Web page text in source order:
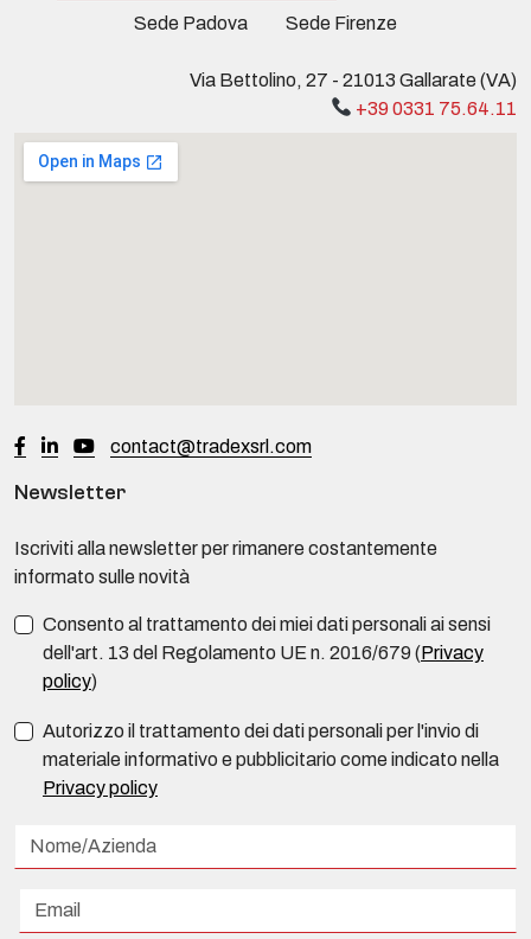
Sede Padova Sede Firenze
Via Bettolino, 27 - 21013 Gallarate (VA)
+39 0331 75.64.11
contact@tradexsrl.com
Newsletter
Iscriviti alla newsletter per rimanere costantemente
informato sulle novità
Consento al trattamento dei miei dati personali ai sensi
dell'art. 13 del Regolamento UE n. 2016/679 (Privacy
policy)
Autorizzo il trattamento dei dati personali per l'invio di
materiale informativo e pubblicitario come indicato nella
Privacy policy